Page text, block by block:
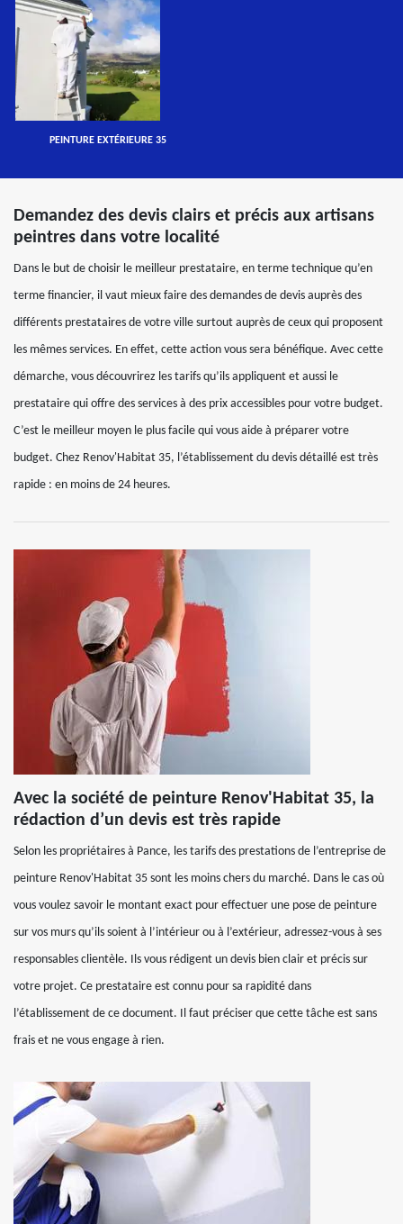
PEINTURE EXTÉRIEURE 35
Demandez des devis clairs et précis aux artisans
peintres dans votre localité
Dans le but de choisir le meilleur prestataire, en terme technique qu’en
terme financier, il vaut mieux faire des demandes de devis auprès des
différents prestataires de votre ville surtout auprès de ceux qui proposent
les mêmes services. En effet, cette action vous sera bénéfique. Avec cette
démarche, vous découvrirez les tarifs qu’ils appliquent et aussi le
prestataire qui offre des services à des prix accessibles pour votre budget.
C’est le meilleur moyen le plus facile qui vous aide à préparer votre
budget. Chez Renov'Habitat 35, l’établissement du devis détaillé est très
rapide : en moins de 24 heures.
Avec la société de peinture Renov'Habitat 35, la
rédaction d’un devis est très rapide
Selon les propriétaires à Pance, les tarifs des prestations de l’entreprise de
peinture Renov'Habitat 35 sont les moins chers du marché. Dans le cas où
vous voulez savoir le montant exact pour effectuer une pose de peinture
sur vos murs qu’ils soient à l’intérieur ou à l’extérieur, adressez-vous à ses
responsables clientèle. Ils vous rédigent un devis bien clair et précis sur
votre projet. Ce prestataire est connu pour sa rapidité dans
l’établissement de ce document. Il faut préciser que cette tâche est sans
frais et ne vous engage à rien.